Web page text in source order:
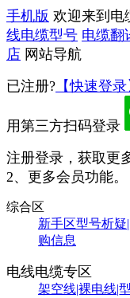
手机版 欢迎来到电
线电缆型号 电缆翻
店 网站导航
已注册? 【快速登录
用第三方扫码登录
注册登录，获取更
2、更多会员功能。
综合区
新手区型号析疑
购信息
电线电缆专区
架空线|裸电线|